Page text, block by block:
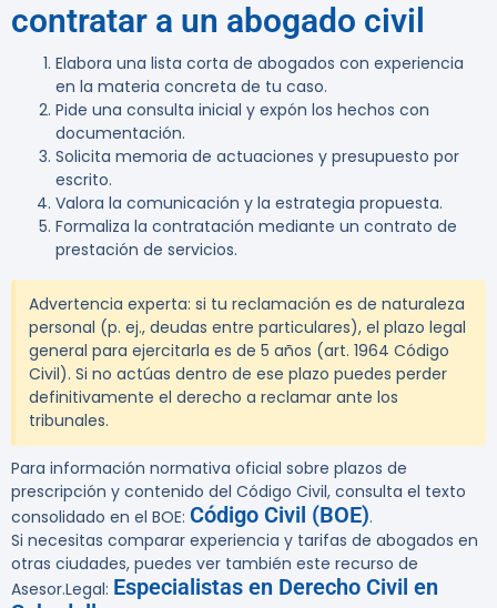
contratar a un abogado civil
Elabora una lista corta de abogados con experiencia
en la materia concreta de tu caso.
Pide una consulta inicial y expón los hechos con
documentación.
Solicita memoria de actuaciones y presupuesto por
escrito.
Valora la comunicación y la estrategia propuesta.
Formaliza la contratación mediante un contrato de
prestación de servicios.
Advertencia experta: si tu reclamación es de naturaleza
personal (p. ej., deudas entre particulares), el plazo legal
general para ejercitarla es de 5 años (art. 1964 Código
Civil). Si no actúas dentro de ese plazo puedes perder
definitivamente el derecho a reclamar ante los
tribunales.
Para información normativa oficial sobre plazos de
prescripción y contenido del Código Civil, consulta el texto
consolidado en el BOE: Código Civil (BOE).
Si necesitas comparar experiencia y tarifas de abogados en
otras ciudades, puedes ver también este recurso de
Asesor.Legal: Especialistas en Derecho Civil en